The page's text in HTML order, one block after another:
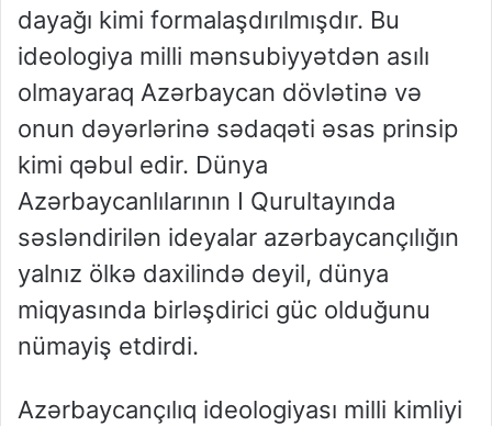
dayağı kimi formalaşdırılmışdır. Bu
ideologiya milli mənsubiyyətdən asılı
olmayaraq Azərbaycan dövlətinə və
onun dəyərlərinə sədaqəti əsas prinsip
kimi qəbul edir. Dünya
Azərbaycanlılarının I Qurultayında
səsləndirilən ideyalar azərbaycançılığın
yalnız ölkə daxilində deyil, dünya
miqyasında birləşdirici güc olduğunu
nümayiş etdirdi.
Azərbaycançılıq ideologiyası milli kimliyi